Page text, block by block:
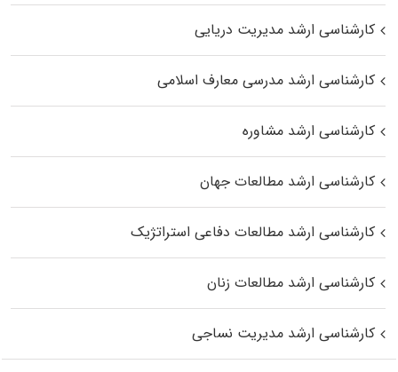
کارشناسی ارشد مدیریت دریایی
کارشناسی ارشد مدرسی معارف اسلامی
کارشناسی ارشد مشاوره
کارشناسی ارشد مطالعات جهان
کارشناسی ارشد مطالعات دفاعی استراتژیک
کارشناسی ارشد مطالعات زنان
کارشناسی ارشد مدیریت نساجی